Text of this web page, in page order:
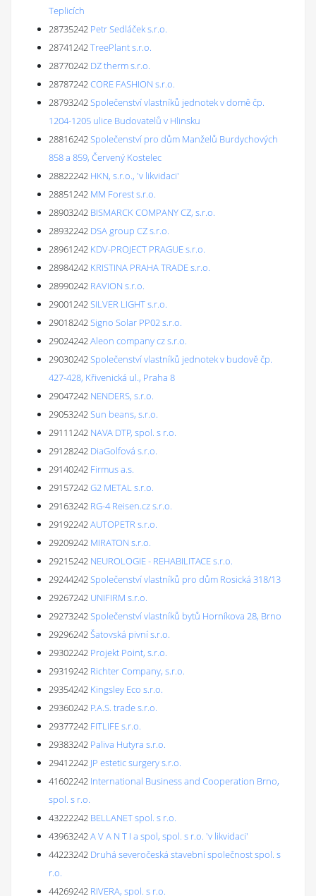
Teplicích
28735242 Petr Sedláček s.r.o.
28741242TreePlant s.r.o.
28770242 DZ therm s.r.o.
28787242CORE FASHION s.r.o.
28793242Společenství vlastníků jednotek v domě čp.
1204-1205 ulice Budovatelů v Hlinsku
28816242Společenství pro dům Manželů Burdychových
858 a 859, Červený Kostelec
28822242 HKN, s.r.o., 'v likvidaci'
28851242 MM Forest s.r.o.
28903242 BISMARCK COMPANY CZ, s.r.o.
28932242 DSA group CZ s.r.o.
28961242 KDV-PROJECT PRAGUE s.r.o.
28984242 KRISTINA PRAHA TRADE s.r.o.
28990242 RAVION s.r.o.
29001242SILVER LIGHT s.r.o.
29018242Signo Solar PP02 s.r.o.
29024242Aleon company cz s.r.o.
29030242Společenství vlastníků jednotek v budově čp.
427-428, Křivenická ul., Praha 8
29047242 NENDERS, s.r.o.
29053242Sun beans, s.r.o.
29111242 NAVA DTP, spol. s r.o.
29128242 DiaGolfová s.r.o.
29140242 Firmus a.s.
29157242G2 METAL s.r.o.
29163242 RG-4 Reisen.cz s.r.o.
29192242AUTOPETR s.r.o.
29209242 MIRATON s.r.o.
29215242 NEUROLOGIE - REHABILITACE s.r.o.
29244242Společenství vlastníků pro dům Rosická 318/13
29267242 UNIFIRM s.r.o.
29273242Společenství vlastníků bytů Horníkova 28, Brno
29296242Šatovská pivní s.r.o.
29302242 Projekt Point, s.r.o.
29319242 Richter Company, s.r.o.
29354242 Kingsley Eco s.r.o.
29360242 P.A.S. trade s.r.o.
29377242 FITLIFE s.r.o.
29383242 Paliva Hutyra s.r.o.
29412242 JP estetic surgery s.r.o.
41602242 International Business and Cooperation Brno,
spol. s r.o.
43222242 BELLANET spol. s r.o.
43963242A V A N T I a spol, spol. s r.o. 'v likvidaci'
44223242 Druhá severočeská stavební společnost spol. s
r.o.
44269242 RIVERA, spol. s r.o.